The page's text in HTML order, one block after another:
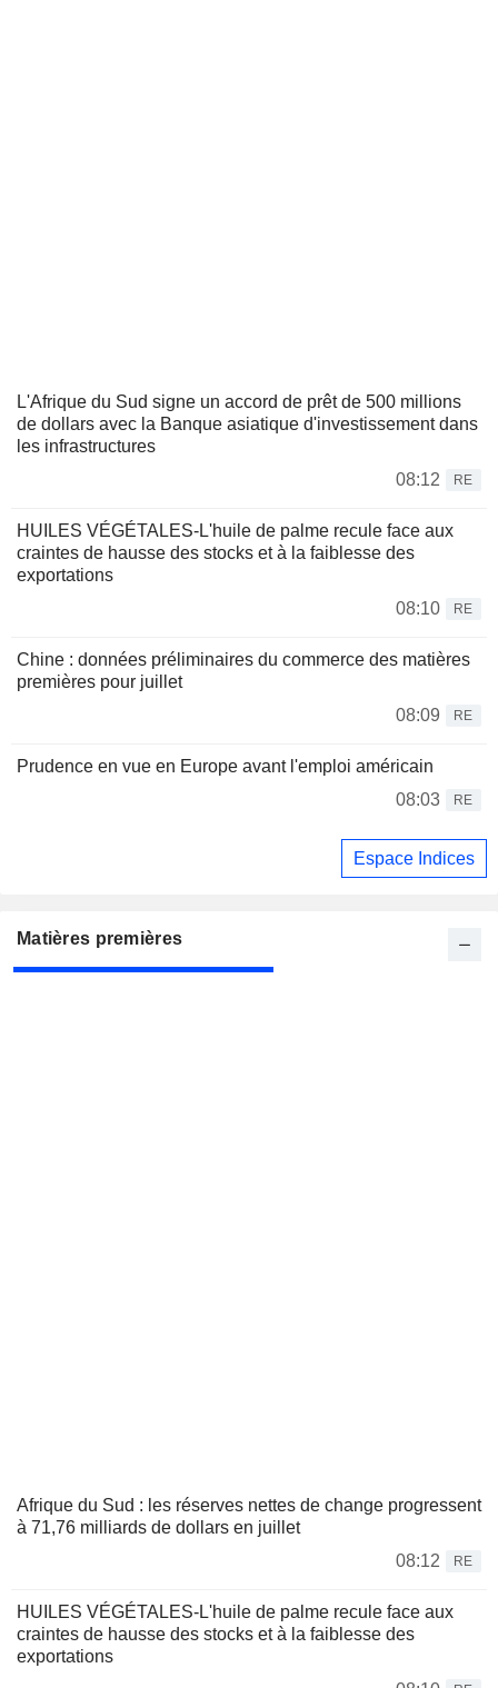
L'Afrique du Sud signe un accord de prêt de 500 millions
de dollars avec la Banque asiatique d'investissement dans
les infrastructures
08:12
RE
HUILES VÉGÉTALES-L'huile de palme recule face aux
craintes de hausse des stocks et à la faiblesse des
exportations
08:10
RE
Chine : données préliminaires du commerce des matières
premières pour juillet
08:09
RE
Prudence en vue en Europe avant l'emploi américain
08:03
RE
Espace Indices
Matières premières
Afrique du Sud : les réserves nettes de change progressent
à 71,76 milliards de dollars en juillet
08:12
RE
HUILES VÉGÉTALES-L'huile de palme recule face aux
craintes de hausse des stocks et à la faiblesse des
exportations